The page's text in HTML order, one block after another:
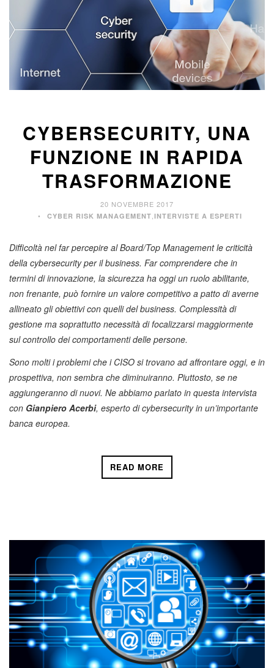
CYBERSECURITY, UNA
FUNZIONE IN RAPIDA
TRASFORMAZIONE
20 NOVEMBRE 2017
CYBER RISK MANAGEMENT INTERVISTE A ESPERTI
Difficoltà nel far percepire al Board/Top Management le criticità
della cybersecurity per il business. Far comprendere che in
termini di innovazione, la sicurezza ha oggi un ruolo abilitante,
non frenante, può fornire un valore competitivo a patto di averne
allineato gli obiettivi con quelli del business. Complessità di
gestione ma soprattutto necessità di focalizzarsi maggiormente
sul controllo dei comportamenti delle persone.
Sono molti i problemi che i CISO si trovano ad affrontare oggi, e in
prospettiva, non sembra che diminuiranno. Piuttosto, se ne
aggiungeranno di nuovi. Ne abbiamo parlato in questa intervista
con Gianpiero Acerbi, esperto di cybersecurity in un’importante
banca europea.
READ MORE